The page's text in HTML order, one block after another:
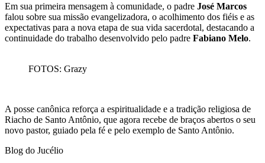
Em sua primeira mensagem à comunidade, o padre José Marcos
falou sobre sua missão evangelizadora, o acolhimento dos fiéis e as
expectativas para a nova etapa de sua vida sacerdotal, destacando a
continuidade do trabalho desenvolvido pelo padre Fabiano Melo.
FOTOS: Grazy
A posse canônica reforça a espiritualidade e a tradição religiosa de
Riacho de Santo Antônio, que agora recebe de braços abertos o seu
novo pastor, guiado pela fé e pelo exemplo de Santo Antônio.
Blog do Jucélio